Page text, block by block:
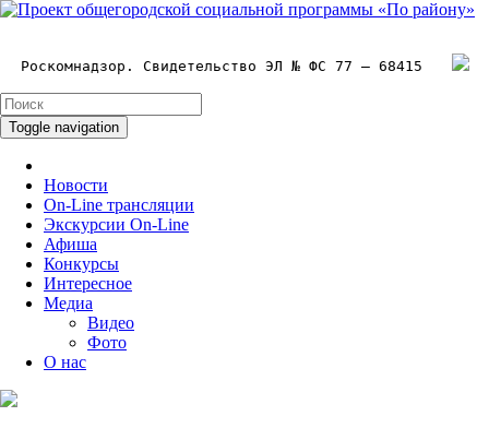
Роскомнадзор. Свидетельство ЭЛ № ФС 77 – 68415
Toggle navigation
Новости
On-Line трансляции
Экскурсии On-Line
Афиша
Конкурсы
Интересное
Медиа
Видео
Фото
О нас